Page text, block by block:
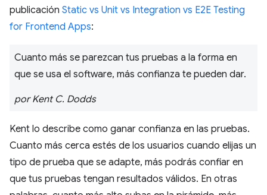
publicación Static vs Unit vs Integration vs E2E Testing
for Frontend Apps:
Cuanto más se parezcan tus pruebas a la forma en
que se usa el software, más confianza te pueden dar.
por Kent C. Dodds
Kent lo describe como ganar confianza en las pruebas.
Cuanto más cerca estés de los usuarios cuando elijas un
tipo de prueba que se adapte, más podrás confiar en
que tus pruebas tengan resultados válidos. En otras